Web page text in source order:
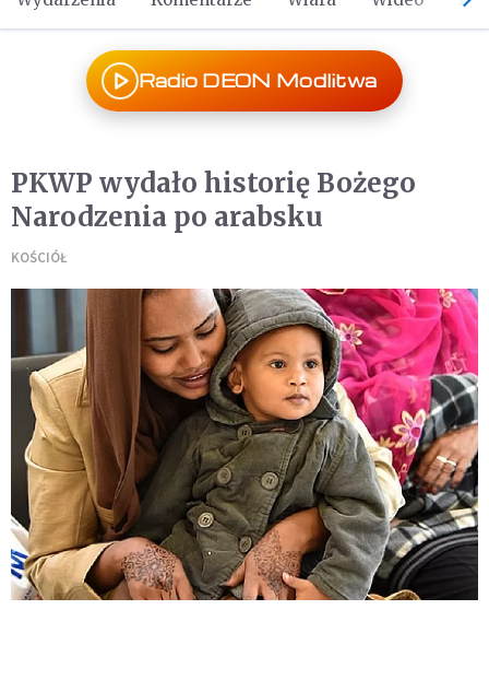
Radio DEON Modlitwa
PKWP wydało historię Bożego
Narodzenia po arabsku
KOŚCIÓŁ